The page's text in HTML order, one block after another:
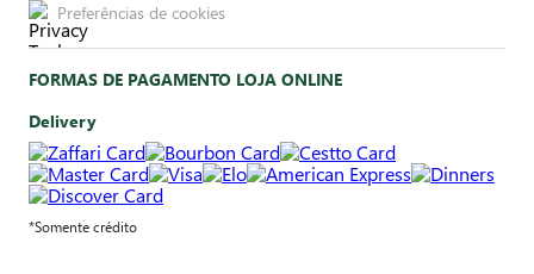
Preferências de cookies
FORMAS DE PAGAMENTO LOJA ONLINE
Delivery
*Somente crédito